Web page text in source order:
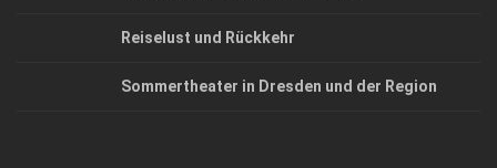
Reiselust und Rückkehr
Sommertheater in Dresden und der Region